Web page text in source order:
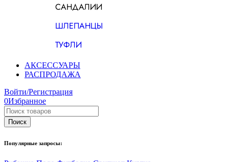
САНДАЛИИ
ШЛЕПАНЦЫ
ТУФЛИ
АКСЕССУАРЫ
РАСПРОДАЖА
Войти/Регистрация
0Избранное
Популярные запросы: